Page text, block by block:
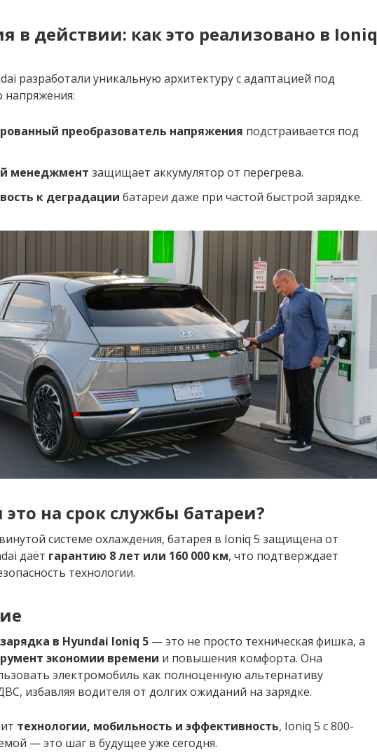
в действии: как это реализовано в Ioniq
разработали уникальную архитектуру с адаптацией под
напряжения:
преобразователь напряжения подстраивается под
менеджмент защищает аккумулятор от перегрева.
к деградации батареи даже при частой быстрой зарядке.
на срок службы батареи?
системе охлаждения, батарея в Ioniq 5 защищена от
даёт гарантию 8 лет или 160 000 км, что подтверждает
технологии.
в Hyundai Ioniq 5 — это не просто техническая фишка, а
экономии времени и повышения комфорта. Она
электромобиль как полноценную альтернативу
избавляя водителя от долгих ожиданий на зарядке.
технологии, мобильность и эффективность, Ioniq 5 с 800-
— это шаг в будущее уже сегодня.